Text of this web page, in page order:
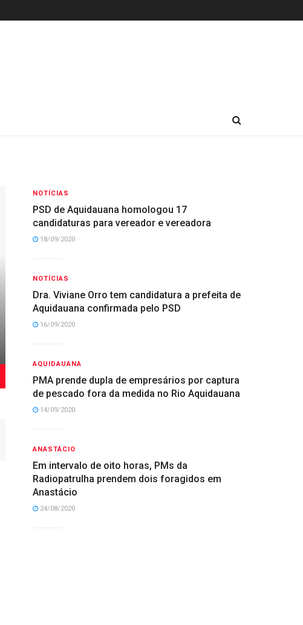
AQUIDAUANA
Aquidauana tem 39 novos
seguido, não registra mortes
20/08/2020
NOTÍCIAS
PSD de Aquidauana homologou 17
candidaturas para vereador e vereadora
18/09/2020
NOTÍCIAS
Dra. Viviane Orro tem candidatura a prefeita de
Aquidauana confirmada pelo PSD
16/09/2020
AQUIDAUANA
PMA prende dupla de empresários por captura
de pescado fora da medida no Rio Aquidauana
14/09/2020
ANASTÁCIO
Em intervalo de oito horas, PMs da
Radiopatrulha prendem dois foragidos em
Anastácio
24/08/2020